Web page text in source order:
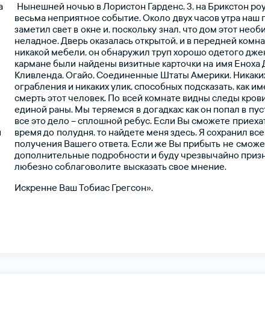
Нынешней ночью вЛористон Гарденс,3, на Брикстон
весьма неприятное событие.Около двух часовутра наш
заметил свет в окне и, поскольку знал, чтодом этот
неладное.Дверьоказаласьоткрытой, и в передней
никакой мебели,он обнаружил труп хорошоодетого
кармане были найдены визитные карточки на имя Еноха
Кливленда,Огайо,Соединенные Штаты Америки.
ограбления и никакихулик,способных подсказать, как
смертьэтот человек. По всей комнате видны следы
единой раны. Мы теряемся в догадках: какон попал в
все этодело–сплошной ребус. Если Вы сможете
времядо полудня,то найдете меняздесь.Я сохранил все
получения Вашегоответа. Если же Вы прибыть не
дополнительные подробности и буду чрезвычайно
любезнособлаговолите высказатьсвое мнение.
Искренне ВашТобиас Грегсон».